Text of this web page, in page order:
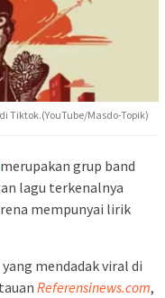
Tiktok.(YouTube/Masdo-Topik)
merupakan grup band
lagu terkenalnya
mempunyai lirik
mendadak viral di
Referensinews.com,